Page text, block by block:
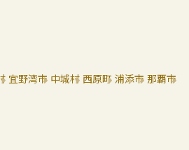
宜野湾市 中城村 西原町 浦添市 那覇市